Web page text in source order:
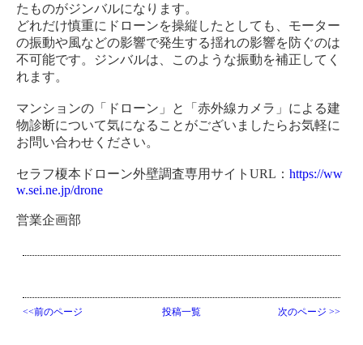
たものがジンバルになります。
どれだけ慎重にドローンを操縦したとしても、モーター
の振動や風などの影響で発生する揺れの影響を防ぐのは
不可能です。ジンバルは、このような振動を補正してく
れます。
マンションの「ドローン」と「赤外線カメラ」による建
物診断について気になることがございましたらお気軽に
お問い合わせください。
セラフ榎本ドローン外壁調査専用サイトURL： https://ww
w.sei.ne.jp/drone
営業企画部
<<前のページ 投稿一覧 次のページ >>